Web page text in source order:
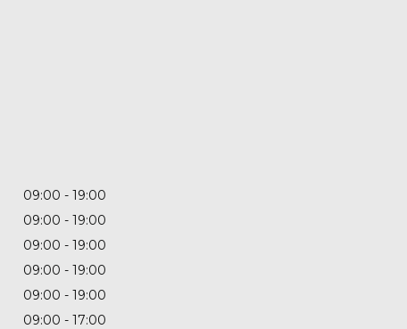
09:00
19:00
09:00
19:00
09:00
19:00
09:00
19:00
09:00
19:00
09:00 17:00